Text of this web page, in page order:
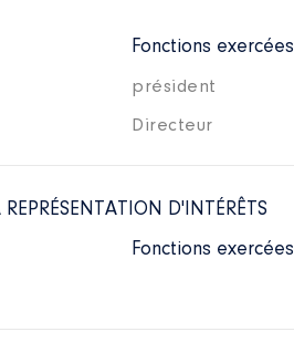
Fonctions exercées
président
Directeur
D'INTÉRÊTS
Fonctions exercées